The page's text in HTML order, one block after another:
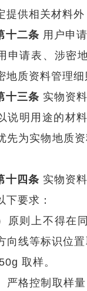
提供相关材料
十二条 用户申
申请表、涉密
地质资料管理
十三条 实物资
说明用途的材
先为实物地质
十四条 实物资
下要求：
原则上不得在
向线等标识位
取样。
严格控制取样